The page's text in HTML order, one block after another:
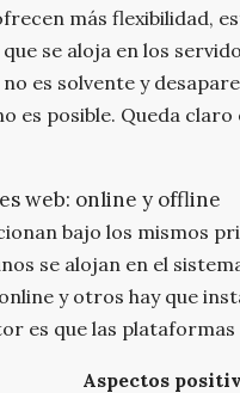
más flexibilidad,
se aloja en los
es solvente y
es posible. Queda
web: online y offline
bajo los mismos
se alojan en el
y otros hay que
es que las
Aspectos